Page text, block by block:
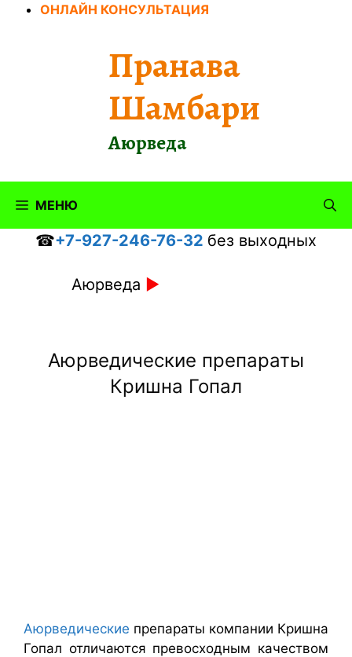
ПерейтиОНЛАЙН КОНСУЛЬТАЦИЯ
Пранава
Шамбари
Аюрведа
МЕНЮ
☎+7-927-246-76-32 без выходных
Аюрведа ►
Аюрведические препараты
Кришна Гопал
Аюрведические препараты компании Кришна
Гопал отличаются превосходным качеством